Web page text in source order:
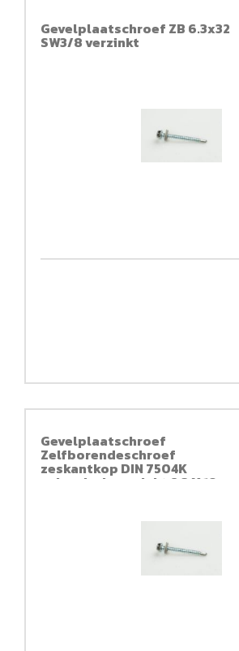
Gevelplaatschroef ZB 6.3x32
SW3/8 verzinkt
Gevelplaatschroef
Zelfborendeschroef
zeskantkop DIN 7504K
galvanisch verzinkt 6,3 X 19